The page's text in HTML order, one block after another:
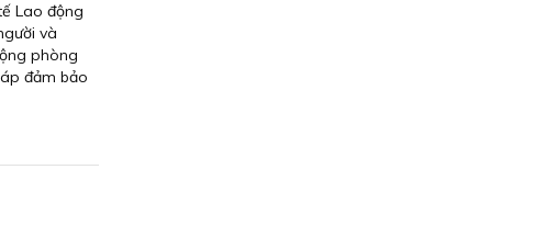
Lao động
và
phòng
đảm bảo